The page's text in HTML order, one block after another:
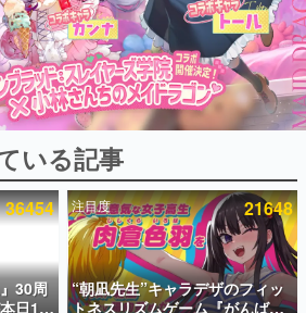
プ
いる記事ランキング
いる記事
36454
30周
日12
注目度 21648
“朝凪先生”キャラデザのフィッ
トネスリズムゲーム『がんば